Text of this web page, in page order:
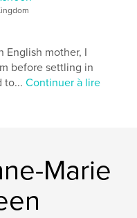
et mémoires
English mother, I
before settling in
to...Continuer à lire
Marie